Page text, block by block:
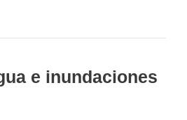
e inundaciones